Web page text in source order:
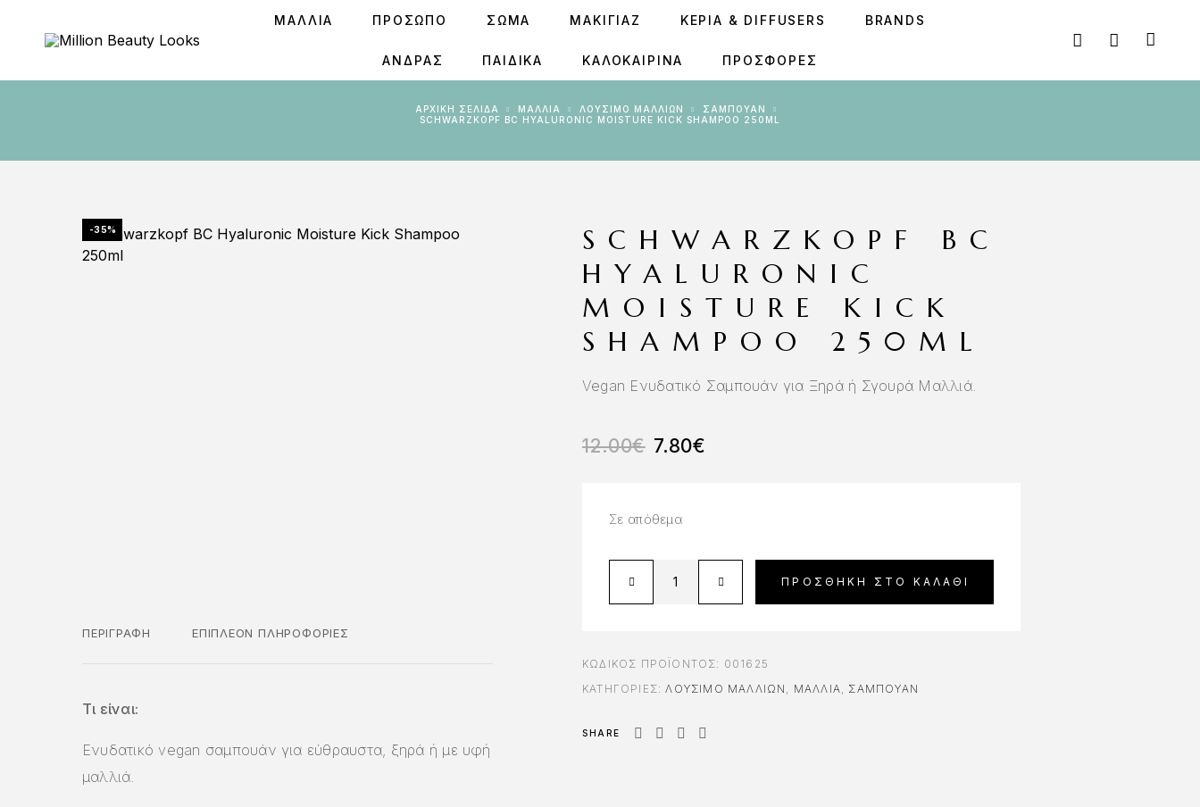
ΜΑΛΛΙΑ ΠΡΟΣΩΠΟ ΣΩΜΑ ΜΑΚΙΓΙΑΖ ΚΕΡΙΆ & DIFFUSERS BRANDS
ΆΝΔΡΑΣ ΠΑΙΔΙΚΑ ΚΑΛΟΚΑΙΡΙΝΑ ΠΡΟΣΦΟΡΕΣ
ΑΡΧΙΚΉ ΣΕΛΊΔΑ ΜΑΛΛΙΑ ΛΟΎΣΙΜΟ ΜΑΛΛΙΏΝ
ΣΑΜΠΟΥΆΝ
SCHWARZKOPF BC HYALURONIC MOISTURE KICK SHAMPOO 250ML
-35%
ΠΕΡΙΓΡΑΦΉ ΕΠΙΠΛΈΟΝ ΠΛΗΡΟΦΟΡΊΕΣ
Τι είναι:
Ενυδατικό vegan σαμπουάν για εύθραυστα, ξηρά ή με υφή
μαλλιά.
SCHWARZKOPF BC
HYALURONIC
MOISTURE KICK
SHAMPOO 250ML
Vegan Ενυδατικό Σαμπουάν για Ξηρά ή Σγουρά Μαλλιά.
12.00€ 7.80€
Σε απόθεμα
ΠΡΟΣΘΉΚΗ ΣΤΟ ΚΑΛΆΘΙ
ΚΩΔΙΚΌΣ ΠΡΟΪΌΝΤΟΣ: 001625
ΚΑΤΗΓΟΡΊΕΣ:ΛΟΎΣΙΜΟ ΜΑΛΛΙΏΝ , ΜΑΛΛΙΑ, ΣΑΜΠΟΥΆΝ
SHARE